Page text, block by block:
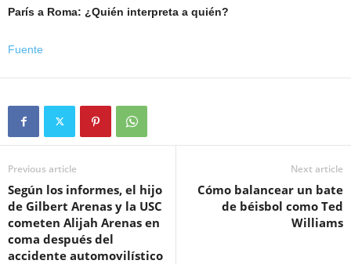
París a Roma: ¿Quién interpreta a quién?
Fuente
Previous article
Según los informes, el hijo
de Gilbert Arenas y la USC
cometen Alijah Arenas en
coma después del
accidente automovilístico
Next article
Cómo balancear un bate
de béisbol como Ted
Williams